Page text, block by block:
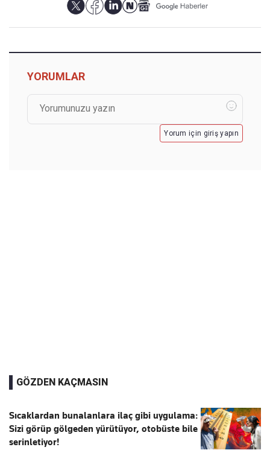
YORUMLAR
Yorum için giriş yapın
GÖZDEN KAÇMASIN
Sıcaklardan bunalanlara ilaç gibi uygulama:
Sizi görüp gölgeden yürütüyor, otobüste bile
serinletiyor!